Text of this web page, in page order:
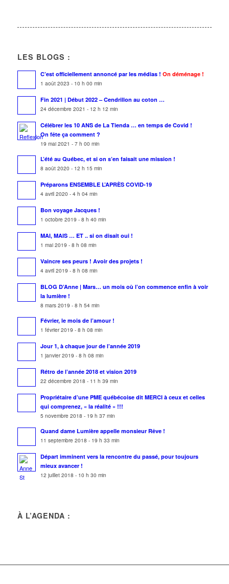
LES BLOGS :
C’est officiellement annoncé par les médias ! On déménage !
1 août 2023 - 10 h 00 min
Fin 2021 | Début 2022 – Cendrillon au coton …
24 décembre 2021 - 12 h 12 min
Célébrer les 10 ANS de La Tienda … en temps de Covid !
On fête ça comment ?
19 mai 2021 - 7 h 00 min
L’été au Québec, et si on s’en faisait une mission !
8 août 2020 - 12 h 15 min
Préparons ENSEMBLE L’APRÈS COVID-19
4 avril 2020 - 4 h 04 min
Bon voyage Jacques !
1 octobre 2019 - 8 h 40 min
MAI, MAIS … ET .. si on disait oui !
1 mai 2019 - 8 h 08 min
Vaincre ses peurs ! Avoir des projets !
4 avril 2019 - 8 h 08 min
BLOG D’Anne | Mars… un mois où l’on commence enfin à voir
la lumière !
8 mars 2019 - 8 h 54 min
Février, le mois de l’amour !
1 février 2019 - 8 h 08 min
Jour 1, à chaque jour de l’année 2019
1 janvier 2019 - 8 h 08 min
Rétro de l’année 2018 et vision 2019
22 décembre 2018 - 11 h 39 min
Propriétaire d’une PME québécoise dit MERCI à ceux et celles
qui comprenez, « la réalité » !!!
5 novembre 2018 - 19 h 37 min
Quand dame Lumière appelle monsieur Rêve !
11 septembre 2018 - 19 h 33 min
Départ imminent vers la rencontre du passé, pour toujours
mieux avancer !
12 juillet 2018 - 10 h 30 min
À L’AGENDA :